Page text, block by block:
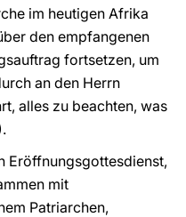
im heutigen Afrika
den empfangenen
fortsetzen, um
an den Herrn
alles zu beachten, was
Eröffnungsgottesdienst,
mit
Patriarchen,